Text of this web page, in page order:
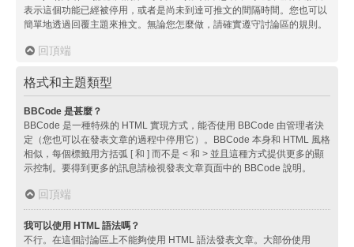
表示這個功能已經被停用，或者是尚未到達可推文的間隔時間。您也可以
簡單地透過回覆主題來推文。無論您怎麼做，請確實遵守討論區的規則。
回頂端
格式和主題類型
BBCode 是甚麼？
BBCode 是一種特殊的 HTML 實現方式，能否使用 BBCode 由管理者決
定（您也可以在發表文章的過程中停用它）。BBCode 本身和 HTML 風格
相似，每個標籤用方括弧 [ 和 ] 而不是 < 和 > 並且這種方式提供更多的顯
示控制。要得到更多的訊息請檢視發表文章頁面中的 BBCode 說明。
回頂端
我可以使用 HTML 語法嗎？
不行。在這個討論區上不能夠使用 HTML 語法發表文章。大部份使用